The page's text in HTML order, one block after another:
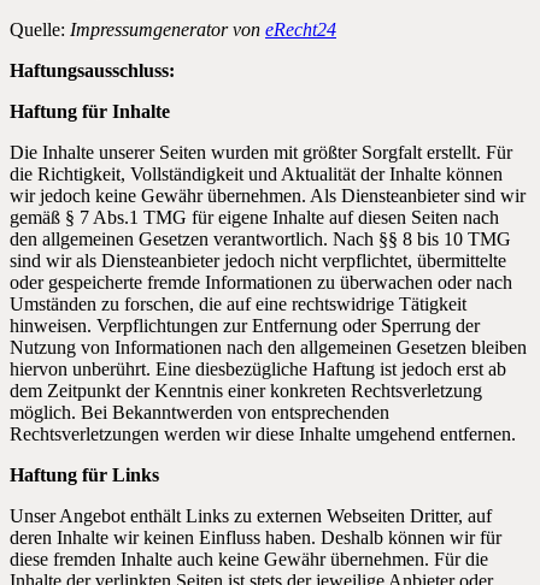
Quelle: Impressumgenerator von eRecht24
Haftungsausschluss:
Haftung für Inhalte
Die Inhalte unserer Seiten wurden mit größter Sorgfalt erstellt. Für
die Richtigkeit, Vollständigkeit und Aktualität der Inhalte können
wir jedoch keine Gewähr übernehmen. Als Diensteanbieter sind wir
gemäß § 7 Abs.1 TMG für eigene Inhalte auf diesen Seiten nach
den allgemeinen Gesetzen verantwortlich. Nach §§ 8 bis 10 TMG
sind wir als Diensteanbieter jedoch nicht verpflichtet, übermittelte
oder gespeicherte fremde Informationen zu überwachen oder nach
Umständen zu forschen, die auf eine rechtswidrige Tätigkeit
hinweisen. Verpflichtungen zur Entfernung oder Sperrung der
Nutzung von Informationen nach den allgemeinen Gesetzen bleiben
hiervon unberührt. Eine diesbezügliche Haftung ist jedoch erst ab
dem Zeitpunkt der Kenntnis einer konkreten Rechtsverletzung
möglich. Bei Bekanntwerden von entsprechenden
Rechtsverletzungen werden wir diese Inhalte umgehend entfernen.
Haftung für Links
Unser Angebot enthält Links zu externen Webseiten Dritter, auf
deren Inhalte wir keinen Einfluss haben. Deshalb können wir für
diese fremden Inhalte auch keine Gewähr übernehmen. Für die
Inhalte der verlinkten Seiten ist stets der jeweilige Anbieter oder